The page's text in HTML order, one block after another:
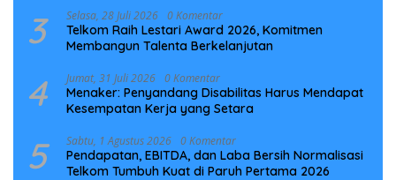
3 Selasa, 28 Juli 2026 0 Komentar
Telkom Raih Lestari Award 2026, Komitmen
Membangun Talenta Berkelanjutan
4 Jumat, 31 Juli 2026 0 Komentar
Menaker: Penyandang Disabilitas Harus Mendapat
Kesempatan Kerja yang Setara
5 Sabtu, 1 Agustus 2026 0 Komentar
Pendapatan, EBITDA, dan Laba Bersih Normalisasi
Telkom Tumbuh Kuat di Paruh Pertama 2026